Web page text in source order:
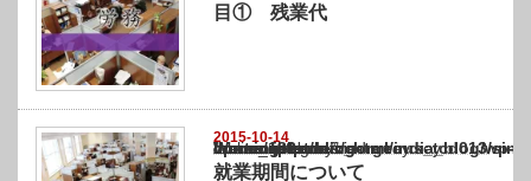
目① 残業代
2015-10-14
Warning
: Undefined array key "show_category" in
/home/netst/kuno-cpa.co.jp/public_html/india_blog/wp-content/themes/
on line183
就業期間について